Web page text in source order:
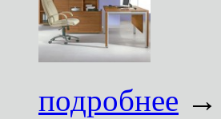
подробнее →